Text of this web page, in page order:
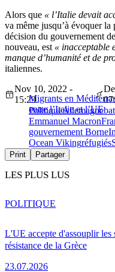
Alors que « l’Italie devait
va même jusqu’à évoquer la
décision du gouvernement
nouveau, est « inacceptable
manque d’humanité et de
italiennes.
Migrants en
entre l’Italie et l’UE
Nov 10, 2022 -
15:29
PolitiqueAllemagne
Emmanuel Macron
gouvernement Borne
Ocean Vikingréfugiés
Print Partager
LES PLUS LUS
L'UE accepte d'assouplir les
résistance de la Grèce
23.07.2026
POLITIQUE